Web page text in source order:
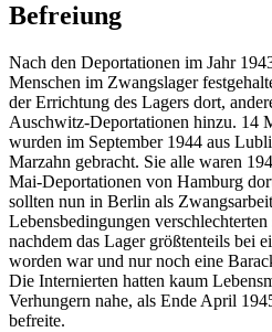
Befreiung
Nach den Deportationen im Jahr
Menschen im Zwangslager
der Errichtung des Lagers dort,
Auschwitz-Deportationen hinzu. 14
wurden im September 1944 aus
Marzahn gebracht. Sie alle waren
Mai-Deportationen von Hamburg
sollten nun in Berlin als
Lebensbedingungen
nachdem das Lager größtenteils bei
worden war und nur noch eine
Die Internierten hatten kaum
Verhungern nahe, als Ende April
befreite.